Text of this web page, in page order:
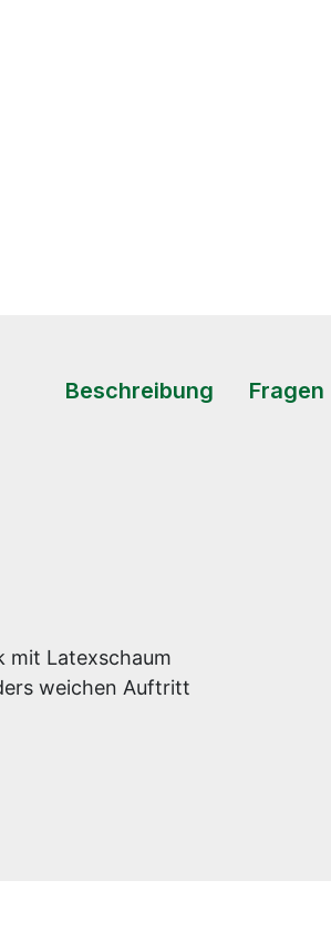
Beschreibung Fragen
mit Latexschaum
weichen Auftritt